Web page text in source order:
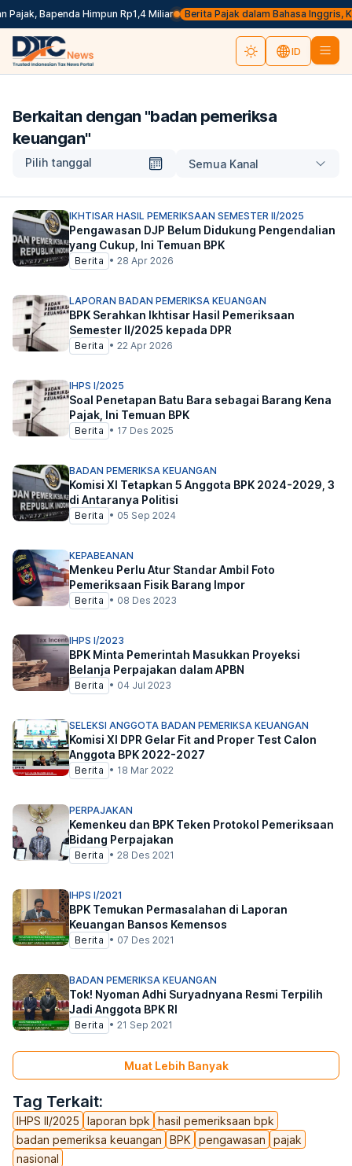
Bapenda Himpun Rp1,4 Miliar Berita Pajak dalam Bahasa Inggris,
ID
Berkaitan dengan "badan pemeriksa
keuangan"
Pilih tanggal Semua Kanal
Tag Terkait:
IHPS II/2025 laporan bpk
hasil pemeriksaan bpk
badan pemeriksa keuangan
BPK pengawasan
pajak
nasional
IKHTISAR HASIL PEMERIKSAAN SEMESTER II/2025
Pengawasan DJP Belum Didukung Pengendalian
yang Cukup, Ini Temuan BPK
Berita • 28 Apr 2026
LAPORAN BADAN PEMERIKSA KEUANGAN
BPK Serahkan Ikhtisar Hasil Pemeriksaan
Semester II/2025 kepada DPR
Berita • 22 Apr 2026
IHPS I/2025
Soal Penetapan Batu Bara sebagai Barang Kena
Pajak, Ini Temuan BPK
Berita • 17 Des 2025
BADAN PEMERIKSA KEUANGAN
Komisi XI Tetapkan 5 Anggota BPK 2024-2029, 3
di Antaranya Politisi
Berita • 05 Sep 2024
KEPABEANAN
Menkeu Perlu Atur Standar Ambil Foto
Pemeriksaan Fisik Barang Impor
Berita • 08 Des 2023
IHPS I/2023
BPK Minta Pemerintah Masukkan Proyeksi
Belanja Perpajakan dalam APBN
Berita • 04 Jul 2023
SELEKSI ANGGOTA BADAN PEMERIKSA KEUANGAN
Komisi XI DPR Gelar Fit and Proper Test Calon
Anggota BPK 2022-2027
Berita • 18 Mar 2022
PERPAJAKAN
Kemenkeu dan BPK Teken Protokol Pemeriksaan
Bidang Perpajakan
Berita • 28 Des 2021
IHPS I/2021
BPK Temukan Permasalahan di Laporan
Keuangan Bansos Kemensos
Berita • 07 Des 2021
BADAN PEMERIKSA KEUANGAN
Tok! Nyoman Adhi Suryadnyana Resmi Terpilih
Jadi Anggota BPK RI
Berita • 21 Sep 2021
Muat Lebih Banyak